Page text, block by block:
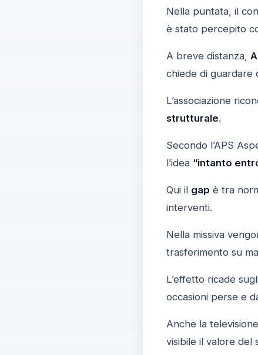
Nella puntata, il
è stato percepito
A breve distanza,
chiede di guardare
L’associazione
strutturale.
Secondo l’APS
l’idea “intanto
Qui il gap è tra
interventi.
Nella missiva
trasferimento su
L’effetto ricade
occasioni perse e
Anche la
visibile il valore del